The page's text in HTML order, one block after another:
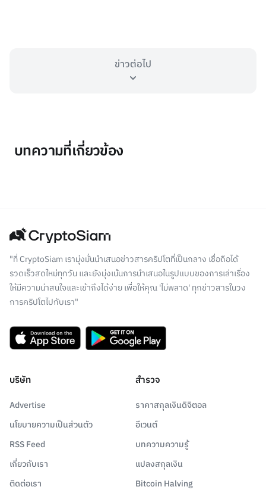
ข่าวต่อไป
บทความที่เกี่ยวข้อง
"ที่ CryptoSiam เรามุ่งมั่นนำเสนอข่าวสารคริปโตที่เป็นกลาง เชื่อถือได้
รวดเร็วสดใหม่ทุกวัน และยังมุ่งเน้นการนำเสนอในรูปแบบของการเล่าเรื่อง
ให้มีความน่าสนใจและเข้าถึงได้ง่าย เพื่อให้คุณ 'ไม่พลาด' ทุกข่าวสารในวง
การคริปโตไปกับเรา"
บริษัท
Advertise
นโยบายความเป็นส่วนตัว
RSS Feed
เกี่ยวกับเรา
ติดต่อเรา
สำรวจ
ราคาสกุลเงินดิจิตอล
อีเวนต์
บทความความรู้
แปลงสกุลเงิน
Bitcoin Halving